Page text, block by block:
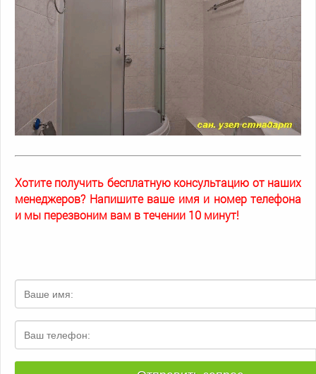
Хотите получить бесплатную консультацию от наших
менеджеров? Напишите ваше имя и номер телефона
и мы перезвоним вам в течении 10 минут!